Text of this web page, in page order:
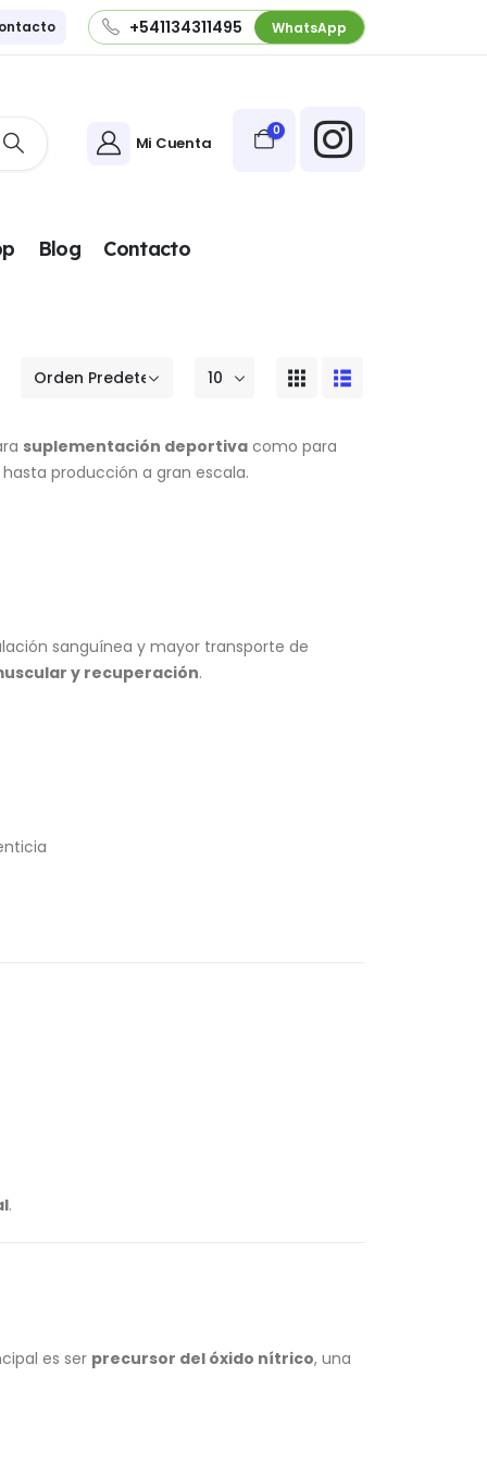
+541134311495 WhatsApp
Mi Cuenta
0
Blog Contacto
suplementación deportiva como para
producción a gran escala.
sanguínea y mayor transporte de
y recuperación.
.
es ser precursor del óxido nítrico, una